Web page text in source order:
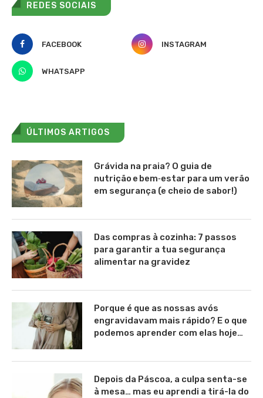
REDES SOCIAIS
FACEBOOK INSTAGRAM
WHATSAPP
ÚLTIMOS ARTIGOS
Grávida na praia? O guia de
nutrição e bem‑estar para um verão
em segurança (e cheio de sabor!)
Das compras à cozinha: 7 passos
para garantir a tua segurança
alimentar na gravidez
Porque é que as nossas avós
engravidavam mais rápido? E o que
podemos aprender com elas hoje…
Depois da Páscoa, a culpa senta-se
à mesa… mas eu aprendi a tirá-la do